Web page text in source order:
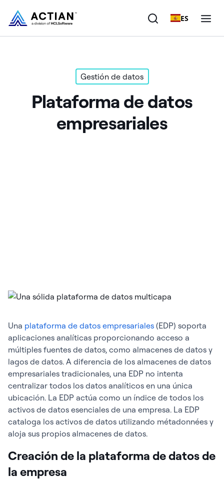
ES
Clientes
Gestión de datos
Plataforma de datos
empresariales
Una plataforma de datos empresariales (EDP) soporta
aplicaciones analíticas proporcionando acceso a
múltiples fuentes de datos, como almacenes de datos y
lagos de datos. A diferencia de los almacenes de datos
empresariales tradicionales, una EDP no intenta
centralizar todos los datos analíticos en una única
ubicación. La EDP actúa como un índice de todos los
activos de datos esenciales de una empresa. La EDP
cataloga los activos de datos utilizando métadonnées y
aloja sus propios almacenes de datos.
Creación de la plataforma de datos de
la empresa